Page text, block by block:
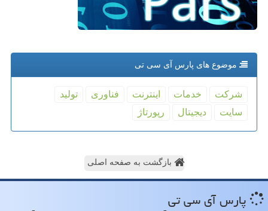
موضوع های پارس آی سی تی
شركت خدمات اینترنت فناوری
تولید
سایت
دیجیتال رپورتاژ
بازگشت به صفحه اصلی
پارس آی سی تی